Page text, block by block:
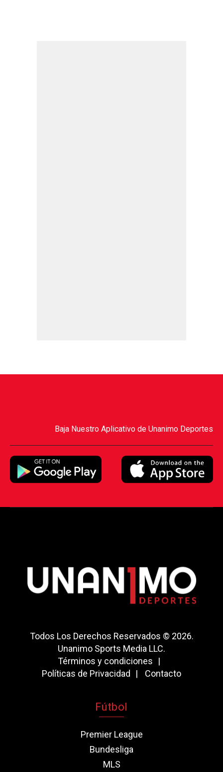
Baja Nuestro Aplicativo de Unanimo Deportes
Todos Los Derechos Reservados © 2026.
Unanimo Sports Media LLC.
Términos y condiciones
Políticas de Privacidad
Contacto
Fútbol
Premier League
Bundesliga
MLS